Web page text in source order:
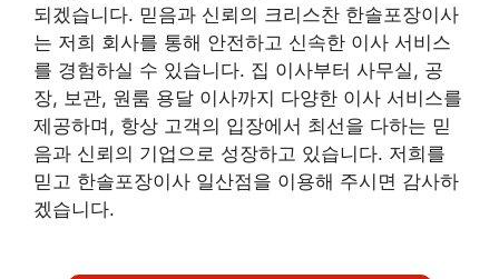
되겠습니다. 믿음과 신뢰의 크리스찬 한솔포장이사
는 저희 회사를 통해 안전하고 신속한 이사 서비스
를 경험하실 수 있습니다. 집 이사부터 사무실, 공
장, 보관, 원룸 용달 이사까지 다양한 이사 서비스를
제공하며, 항상 고객의 입장에서 최선을 다하는 믿
음과 신뢰의 기업으로 성장하고 있습니다. 저희를
믿고 한솔포장이사 일산점을 이용해 주시면 감사하
겠습니다.